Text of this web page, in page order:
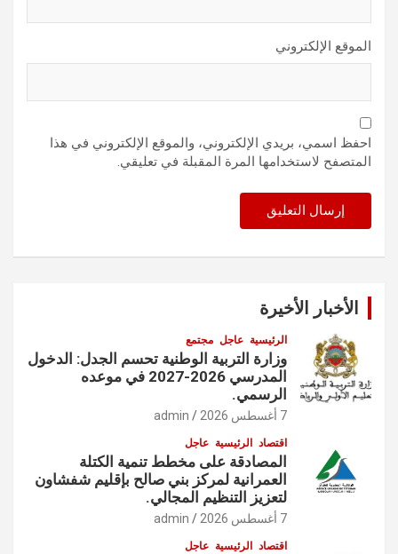
الموقع الإلكتروني
احفظ اسمي، بريدي الإلكتروني، والموقع الإلكتروني في هذا
المتصفح لاستخدامها المرة المقبلة في تعليقي.
الأخبار الأخيرة
الرئيسية عاجل مجتمع
وزارة التربية الوطنية تحسم الجدل: الدخول
المدرسي 2026-2027 في موعده
الرسمي.
7 أغسطس 2026 admin
اقتصاد الرئيسية عاجل
المصادقة على مخطط تنمية الكتلة
العمرانية لمركز بني صالح بإقليم شفشاون
لتعزيز التنظيم المجالي.
7 أغسطس 2026 admin
اقتصاد الرئيسية عاجل